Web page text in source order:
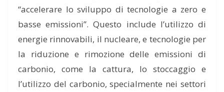
“accelerare lo sviluppo di tecnologie a zero e
basse emissioni”. Questo include l’utilizzo di
energie rinnovabili, il nucleare, e tecnologie per
la riduzione e rimozione delle emissioni di
carbonio, come la cattura, lo stoccaggio e
l’utilizzo del carbonio, specialmente nei settori